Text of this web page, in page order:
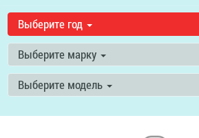
Выберите год
Выберите марку
Выберите модель